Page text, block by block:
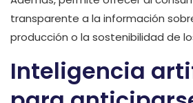
transparente a la información
producción o la sostenibilidad de
Inteligencia